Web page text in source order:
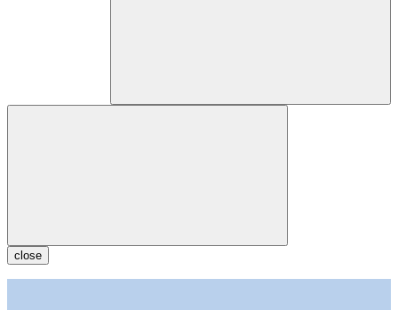
close